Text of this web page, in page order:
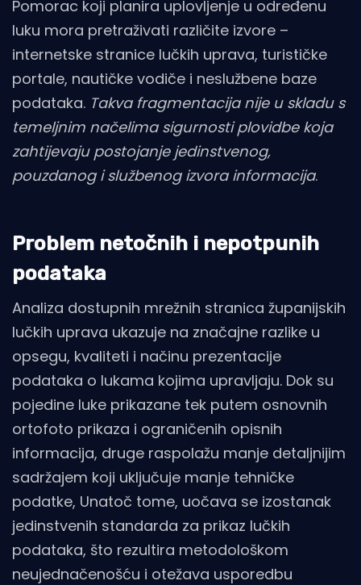
Pomorac koji planira uplovljenje u određenu
luku mora pretraživati različite izvore –
internetske stranice lučkih uprava, turističke
portale, nautičke vodiče i neslužbene baze
podataka. Takva fragmentacija nije u skladu s
temeljnim načelima sigurnosti plovidbe koja
zahtijevaju postojanje jedinstvenog,
pouzdanog i službenog izvora informacija.
Problem netočnih i nepotpunih
podataka
Analiza dostupnih mrežnih stranica županijskih
lučkih uprava ukazuje na značajne razlike u
opsegu, kvaliteti i načinu prezentacije
podataka o lukama kojima upravljaju. Dok su
pojedine luke prikazane tek putem osnovnih
ortofoto prikaza i ograničenih opisnih
informacija, druge raspolažu manje detaljnijim
sadržajem koji uključuje manje tehničke
podatke, Unatoč tome, uočava se izostanak
jedinstvenih standarda za prikaz lučkih
podataka, što rezultira metodološkom
neujednačenošću i otežava usporedbu